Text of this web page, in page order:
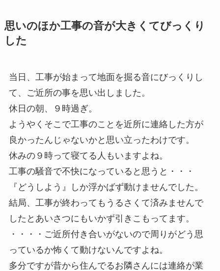
思いのほか工事の音が大きくてびっくり
した
当日、工事が始まって地面を掘る音にびっくりし
て、ご近所の事を思い出しました。
休日の朝、９時過ぎ。
ようやくそこで工事のことを近所に連絡した方が
良かったんじゃないかと思い立ったわけです。
休みの９時って寝てる人もいますよね。
工事の騒音で不快になっていると思うと・・・
『どうしよう』しか浮かばず動けませんでした。
結局、工事が終わってもうるさくて済みませんで
したとあいさつにもいかず引きこもってます。
・・・・ご近所付き合いがないので周りがどう思
っているか怖くて動けないんですよね。
多分ですが昔から住んでるお隣さんには連絡が業